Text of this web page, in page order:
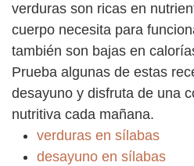
verduras son ricas en
cuerpo necesita para
también son bajas en
Prueba algunas de estas
desayuno y disfruta de una
nutritiva cada mañana.
verduras en sílabas
desayuno en sílabas